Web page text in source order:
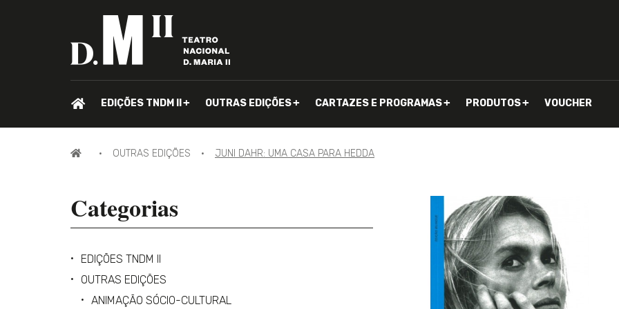
PÁGINA
EDIÇÕES TNDM II OUTRAS EDIÇÕES CARTAZES E PROGRAMAS PRODUTOS VOUCHER
PÁGINA OUTRAS EDIÇÕES JUNI DAHR: UMA CASA PARA HEDDA
Categorias
EDIÇÕES TNDM II
OUTRAS EDIÇÕES
ANIMAÇÃO SÓCIO-CULTURAL